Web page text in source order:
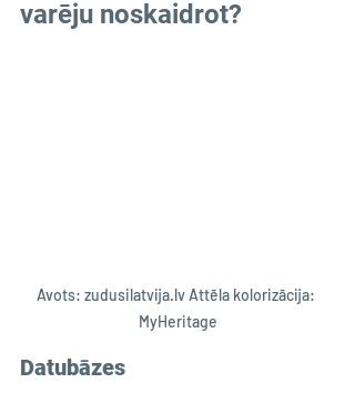
varēju noskaidrot?
Avots: zudusilatvija.lv Attēla kolorizācija:
MyHeritage
Datubāzes